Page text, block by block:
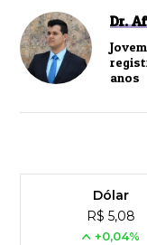
Dr.
anos
Dólar
R$ 5,08
+0,04%